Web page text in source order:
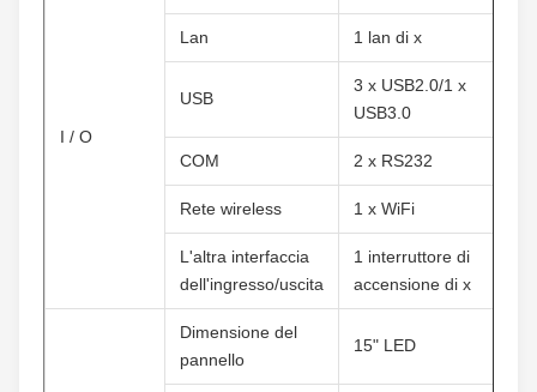
I / O
Lan 1 lan di x
USB
3 x USB2.0/1 x
USB3.0
COM 2 x RS232
Rete wireless 1 x WiFi
L'altra interfaccia
dell'ingresso/uscita
1 interruttore di
accensione di x
Dimensione del
pannello
15" LED